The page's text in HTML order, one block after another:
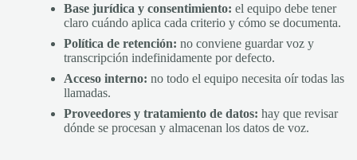
Base jurídica y consentimiento: el equipo debe tener
claro cuándo aplica cada criterio y cómo se documenta.
Política de retención: no conviene guardar voz y
transcripción indefinidamente por defecto.
Acceso interno: no todo el equipo necesita oír todas las
llamadas.
Proveedores y tratamiento de datos: hay que revisar
dónde se procesan y almacenan los datos de voz.